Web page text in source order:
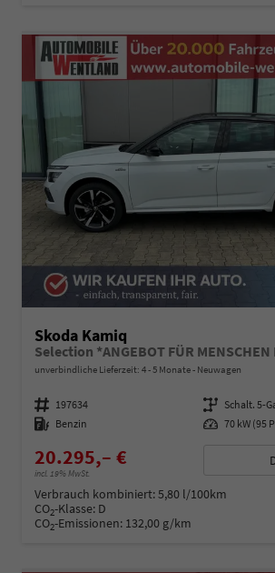
Skoda Kamiq
unverbindliche Lieferzeit: 4 - 5 Monate Neuwagen
Fahrzeugnummer 197634 Getriebe Schalt. 5-
Kraftstoff Benzin Leistung 70 kW (95
20.295,– €
incl. 19% MwSt.
Verbrauch kombiniert:5,80 l/100km
CO2-Klasse: D
CO2-Emissionen: 132,00 g/km